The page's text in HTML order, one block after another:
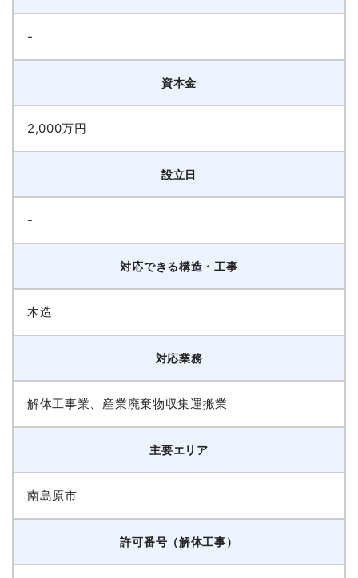
-
資本金
2,000万円
設立日
-
対応できる構造・工事
木造
対応業務
解体工事業、産業廃棄物収集運搬業
主要エリア
南島原市
許可番号（解体工事）